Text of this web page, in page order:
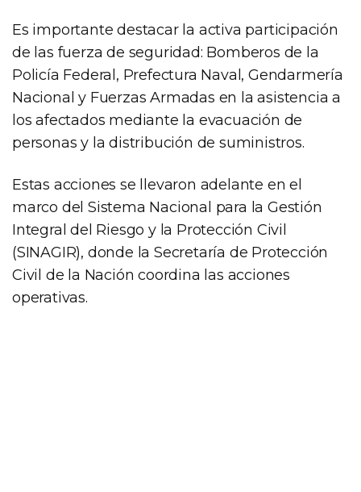
Es importante destacar la activa participación
de las fuerza de seguridad: Bomberos de la
Policía Federal, Prefectura Naval, Gendarmería
Nacional y Fuerzas Armadas en la asistencia a
los afectados mediante la evacuación de
personas y la distribución de suministros.
Estas acciones se llevaron adelante en el
marco del Sistema Nacional para la Gestión
Integral del Riesgo y la Protección Civil
(SINAGIR), donde la Secretaría de Protección
Civil de la Nación coordina las acciones
operativas.